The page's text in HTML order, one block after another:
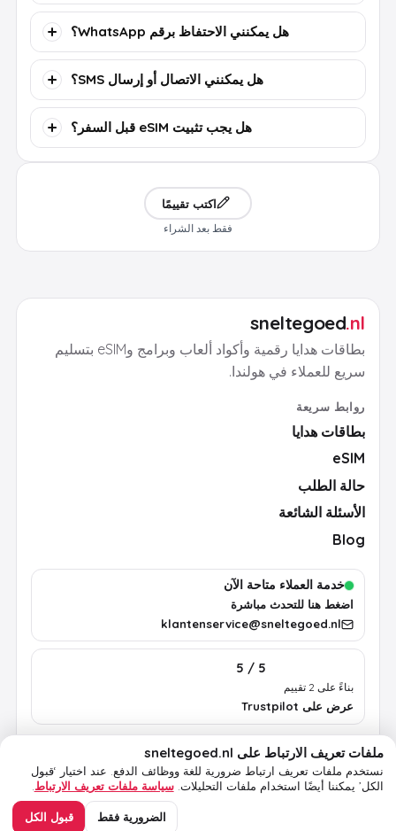
هل يمكنني الاحتفاظ برقم WhatsApp؟
هل يمكنني الاتصال أو إرسال SMS؟
هل يجب تثبيت eSIM قبل السفر؟
اكتب تقييمًا
فقط بعد الشراء
sneltegoed.nl
بطاقات هدايا رقمية وأكواد ألعاب وبرامج وeSIM بتسليم
سريع للعملاء في هولندا.
روابط سريعة
بطاقات هدايا
eSIM
حالة الطلب
الأسئلة الشائعة
Blog
خدمة العملاء متاحة الآن
اضغط هنا للتحدث مباشرة
klantenservice@sneltegoed.nl
5 / 5
بناءً على 2 تقييم
عرض على Trustpilot
الشروطالخصوصيةسياسة ملفات تعريف الارتباطملفات تعريف الارتباط على sneltegoed.nl
نستخدم ملفات تعريف ارتباط ضرورية للغة ووظائف الدفع. عند اختيار ‘قبول
الكل’ يمكننا أيضًا استخدام ملفات التحليلات. سياسة ملفات تعريف الارتباط
الضرورية فقط قبول الكل